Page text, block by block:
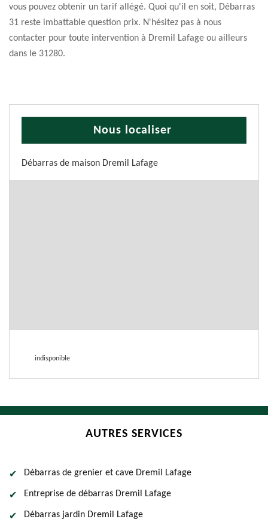
vous pouvez obtenir un tarif allégé. Quoi qu'il en soit, Débarras
31 reste imbattable question prix. N'hésitez pas à nous
contacter pour toute intervention à Dremil Lafage ou ailleurs
dans le 31280.
Nous localiser
Débarras de maison Dremil Lafage
indisponible
AUTRES SERVICES
Débarras de grenier et cave Dremil Lafage
Entreprise de débarras Dremil Lafage
Débarras jardin Dremil Lafage